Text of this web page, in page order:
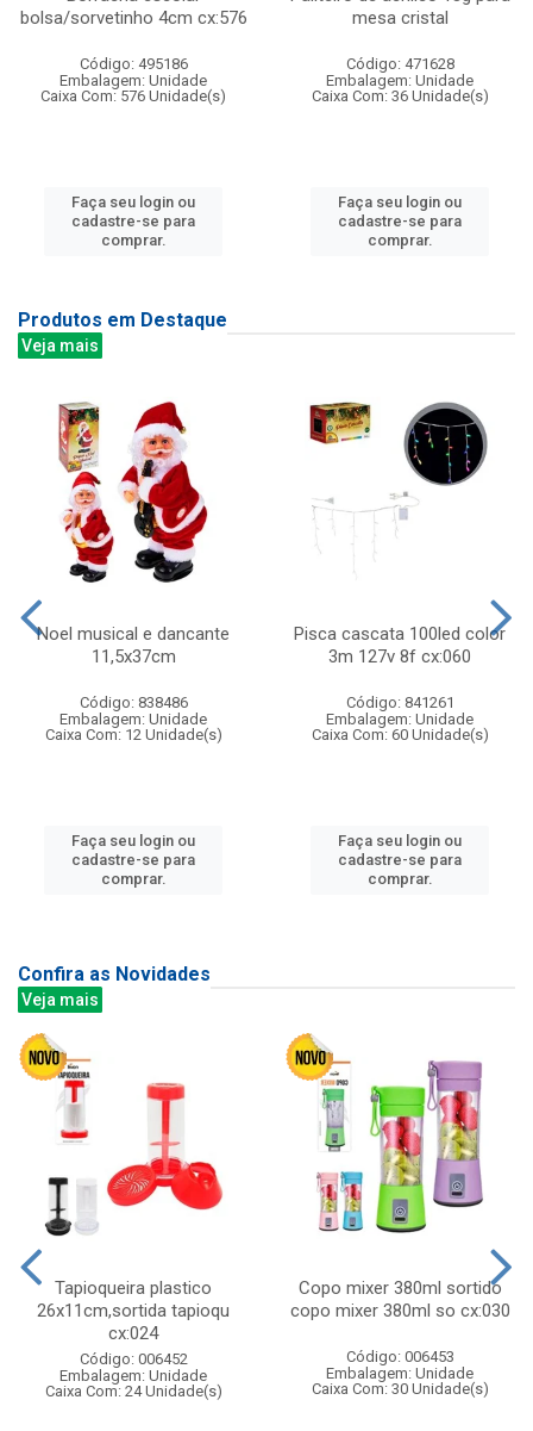
bolsa/sorvetinho 4cm cx:576
Código: 495186
Embalagem: Unidade
Caixa Com: 576 Unidade(s)
Faça seu login ou
cadastre-se para
comprar.
mesa cristal
Código: 471628
Embalagem: Unidade
Caixa Com: 36 Unidade(s)
Faça seu login ou
cadastre-se para
comprar.
Produtos em Destaque
Veja mais
Noel musical e dancante
11,5x37cm
Código: 838486
Embalagem: Unidade
Caixa Com: 12 Unidade(s)
Faça seu login ou
cadastre-se para
comprar.
Pisca cascata 100led color
3m 127v 8f cx:060
Código: 841261
Embalagem: Unidade
Caixa Com: 60 Unidade(s)
Faça seu login ou
cadastre-se para
comprar.
Confira as Novidades
Veja mais
Tapioqueira plastico
26x11cm,sortida tapioqu
cx:024
Código: 006452
Embalagem: Unidade
Caixa Com: 24 Unidade(s)
Copo mixer 380ml sortido
copo mixer 380ml so cx:030
Código: 006453
Embalagem: Unidade
Caixa Com: 30 Unidade(s)